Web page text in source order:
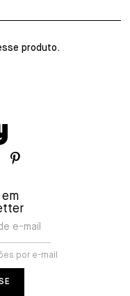
produto.
e-mail
por e-mail